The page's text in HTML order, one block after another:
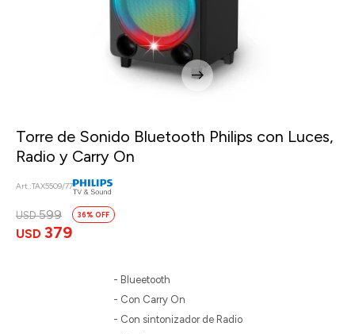
Torre de Sonido Bluetooth Philips con Luces,
Radio y Carry On
TAX5509/77
USD 379
USD 599 36
- Blueetooth
- Con Carry On
- Con sintonizador de Radio